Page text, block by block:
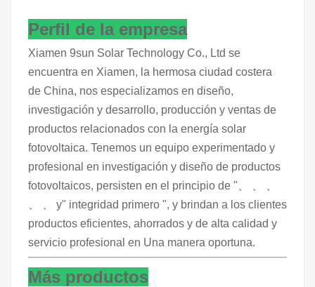
Perfil de la empresa
Xiamen 9sun Solar Technology Co., Ltd se
encuentra en Xiamen, la hermosa ciudad costera
de China, nos especializamos en diseño,
investigación y desarrollo, producción y ventas de
productos relacionados con la energía solar
fotovoltaica. Tenemos un equipo experimentado y
profesional en investigación y diseño de productos
fotovoltaicos, persisten en el principio de "、 、 、
、 、 y" integridad primero ", y brindan a los clientes
productos eficientes, ahorrados y de alta calidad y
servicio profesional en Una manera oportuna.
Más productos